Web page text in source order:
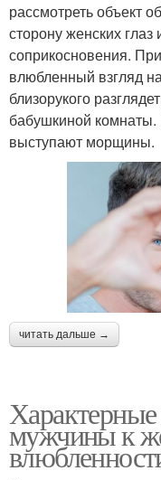
рассмотреть объект
сторону женских глаз
соприкосновения.
влюбленный взгляд
близорукого
бабушкиной комнаты.
выступают морщины.
читать дальше →
мужчины к